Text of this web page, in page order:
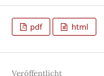
pdf html
Veröffentlicht